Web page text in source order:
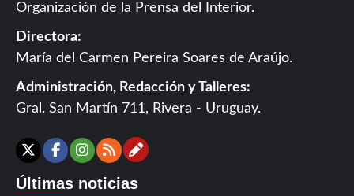
Organización de la Prensa del Interior.
Directora:
María del Carmen Pereira Soares de Araújo.
Administración, Redacción y Talleres:
Gral. San Martín 711, Rivera - Uruguay.
X Facebook
Instagram
RSSContáctanos
Últimas noticias